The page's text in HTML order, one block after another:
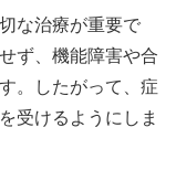
な治療が重要で
ず、機能障害や合
。したがって、症
受けるようにしま